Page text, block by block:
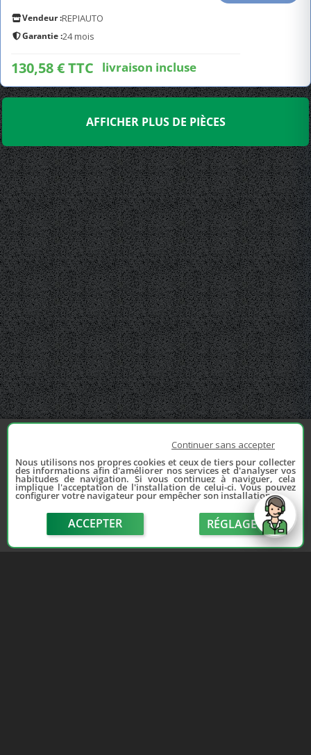
Vendeur :REPIAUTO
Garantie :24 mois
130,58 € TTC livraison incluse
AFFICHER PLUS DE PIÈCES
Continuer sans accepter
Nous utilisons nos propres cookies et ceux de tiers pour collecter
des informations afin d'améliorer nos services et d'analyser vos
habitudes de navigation. Si vous continuez à naviguer, cela
implique l'acceptation de l'installation de celui-ci. Vous pouvez
configurer votre navigateur pour empêcher son installation.
ACCEPTER RÉGLAGE